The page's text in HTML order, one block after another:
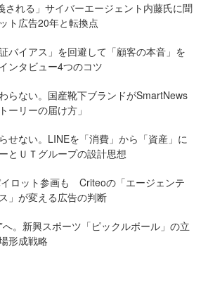
される」サイバーエージェント内藤氏に聞
ト広告20年と転換点
バイアス」を回避して「顧客の本音」を
ンタビュー4つのコツ
らない。国産靴下ブランドがSmartNews
ーリーの届け方」
せない。LINEを「消費」から「資産」に
とＵＴグループの設計思想
ロット参画も Criteoの「エージェンテ
」が変える広告の判断
へ。新興スポーツ「ピックルボール」の立
形成戦略